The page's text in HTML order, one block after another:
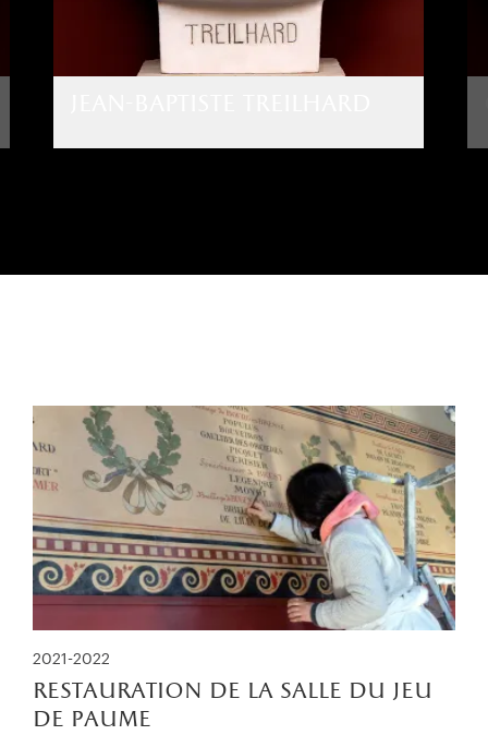
2021-2022
restauration de la salle du jeu
de paume